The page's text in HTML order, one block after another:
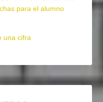
para el alumno
una cifra